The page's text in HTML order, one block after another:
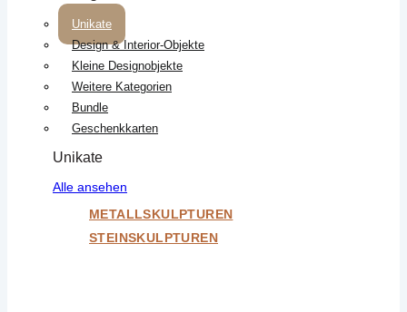
Unikate
Design & Interior-Objekte
Kleine Designobjekte
Weitere Kategorien
Bundle
Geschenkkarten
Unikate
Alle ansehen
METALLSKULPTUREN
STEINSKULPTUREN